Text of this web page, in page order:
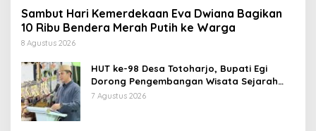
Sambut Hari Kemerdekaan Eva Dwiana Bagikan
10 Ribu Bendera Merah Putih ke Warga
8 Agustus 2026
HUT ke-98 Desa Totoharjo, Bupati Egi
Dorong Pengembangan Wisata Sejarah
dan Budaya
7 Agustus 2026